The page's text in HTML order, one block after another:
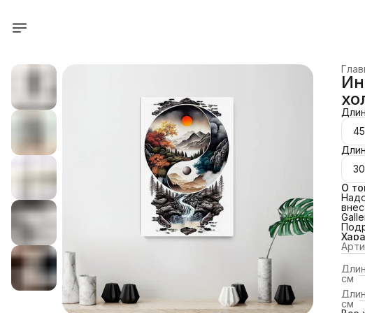
45
30
О
📌
см
см